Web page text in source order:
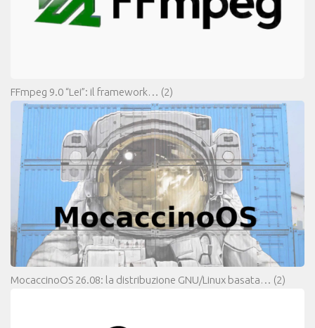
FFmpeg 9.0 “Lei”: il framework… (2)
MocaccinoOS 26.08: la distribuzione GNU/Linux basata… (2)